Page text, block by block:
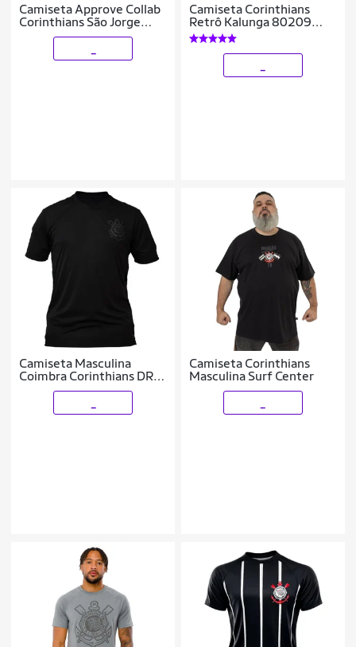
Camiseta Approve Collab
Corinthians São Jorge
Branca
Camiseta Corinthians
Retrô Kalunga 80209
Listrada
Camiseta Masculina
Coimbra Corinthians DRY
com Logo Bordado Preto
Camiseta Corinthians
Masculina Surf Center